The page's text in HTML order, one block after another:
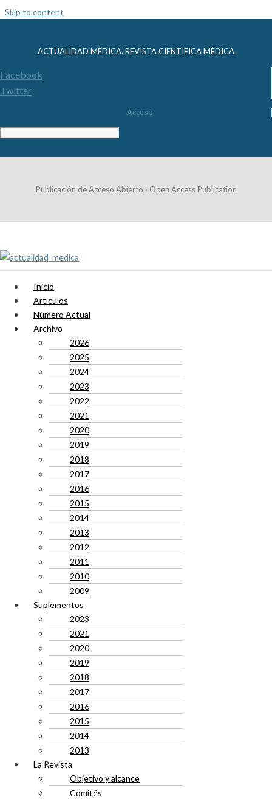
Skip to content
ACTUALIDAD MÉDICA. REVISTA CIENTÍFICA MÉDICA
Facebook
Twitter
Acceso
Publicación de Acceso Abierto · Open Access Publication
Inicio
Artículos
Número Actual
Archivo
2026
2025
2024
2023
2022
2021
2020
2019
2018
2017
2016
2015
2014
2013
2012
2011
2010
2009
Suplementos
2023
2021
2020
2019
2018
2017
2016
2015
2014
2013
La Revista
Objetivo y alcance
Comités